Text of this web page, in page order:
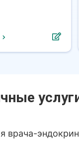
врача-